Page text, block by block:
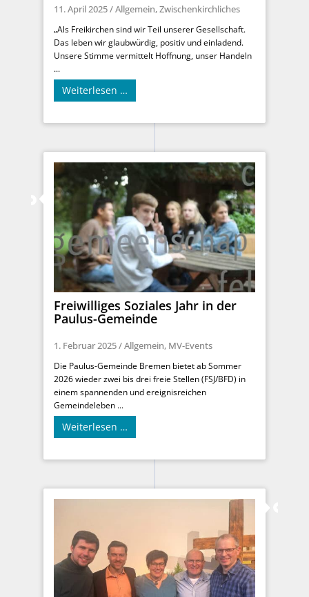
11. April 2025/Allgemein,Zwischenkirchliches
„Als Freikirchen sind wir Teil unserer Gesellschaft.
Das leben wir glaubwürdig, positiv und einladend.
Unsere Stimme vermittelt Hoffnung, unser Handeln
...
Weiterlesen …
Freiwilliges Soziales Jahr in der
Paulus-Gemeinde
1. Februar 2025/Allgemein, MV-Events
Die Paulus-Gemeinde Bremen bietet ab Sommer
2026 wieder zwei bis drei freie Stellen (FSJ/BFD) in
einem spannenden und ereignisreichen
Gemeindeleben ...
Weiterlesen …